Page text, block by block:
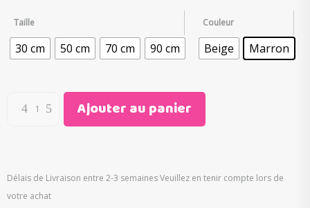
€19.90
à
Taille
30 cm 50 cm 70 cm 90 cm
Couleur
Beige Marron
Ajouter au panier
Délais de Livraison entre 2-3 semaines Veuillez en tenir compte lors de
votre achat